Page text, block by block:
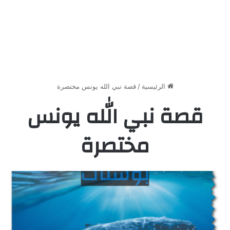
الرئيسية / قصة نبي الله يونس مختصرة
قصة نبي الله يونس
مختصرة